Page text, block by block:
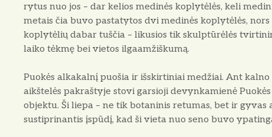
rytus nuo jos – dar kelios medinės koplytėlės, keli
metais čia buvo pastatytos dvi medinės koplytėlės,
koplytėlių dabar tuščia – likusios tik skulptūrėlės
laiko tėkmę bei vietos ilgaamžiškumą.
Puokės alkakalnį puošia ir išskirtiniai medžiai. Ant
aikštelės pakraštyje stovi garsioji devynkamienė
objektu. Ši liepa – ne tik botaninis retumas, bet ir
sustiprinantis įspūdį, kad ši vieta nuo seno buvo